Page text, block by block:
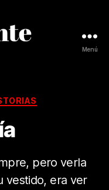
Menú
pero verla
vestido, era ver